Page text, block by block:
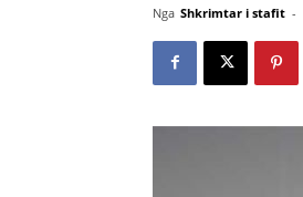
Nga Shkrimtar i stafit -